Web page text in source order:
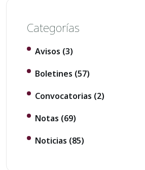
Categorías
Avisos (3)
Boletines (57)
Convocatorias (2)
Notas (69)
Noticias (85)